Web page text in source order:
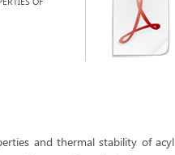
and thermal stability of acyl